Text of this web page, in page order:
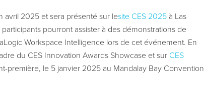
avril 2025 et sera présenté sur lesite CES 2025à Las
pourront assister à des démonstrations de
Workspace Intelligence lors de cet événement. En
du CES Innovation Awards Showcase et sur CES
première, le 5 janvier 2025 au Mandalay Bay Convention